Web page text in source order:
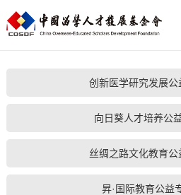
创新医学研究发展公
向日葵人才培养公
丝绸之路文化教育
昇·国际教育公益